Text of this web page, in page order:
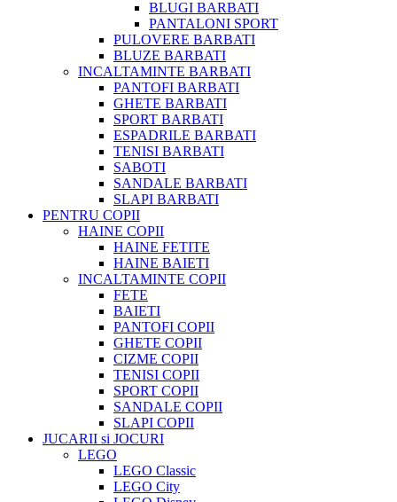
BLUGI BARBATI
PANTALONI SPORT
PULOVERE BARBATI
BLUZE BARBATI
INCALTAMINTE BARBATI
PANTOFI BARBATI
GHETE BARBATI
SPORT BARBATI
ESPADRILE BARBATI
TENISI BARBATI
SABOTI
SANDALE BARBATI
SLAPI BARBATI
PENTRU COPII
HAINE COPII
HAINE FETITE
HAINE BAIETI
INCALTAMINTE COPII
FETE
BAIETI
PANTOFI COPII
GHETE COPII
CIZME COPII
TENISI COPII
SPORT COPII
SANDALE COPII
SLAPI COPII
JUCARII si JOCURI
LEGO
LEGO Classic
LEGO City